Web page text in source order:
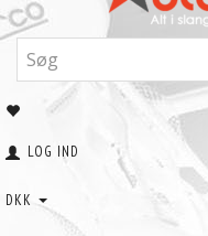
LOG IND
DKK